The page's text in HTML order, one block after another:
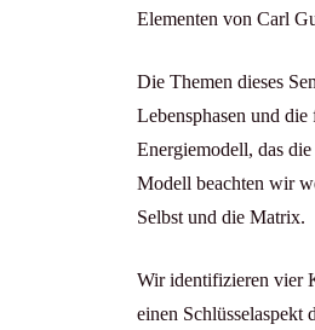
Elementen von Carl
Die Themen dieses
Lebensphasen und
Energiemodell, das
Modell beachten wir
Selbst und die Matrix.
Wir identifizieren vier
einen